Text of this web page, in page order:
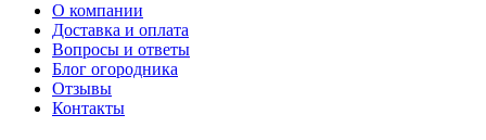
О компании
Доставка и оплата
Вопросы и ответы
Блог огородника
Отзывы
Контакты